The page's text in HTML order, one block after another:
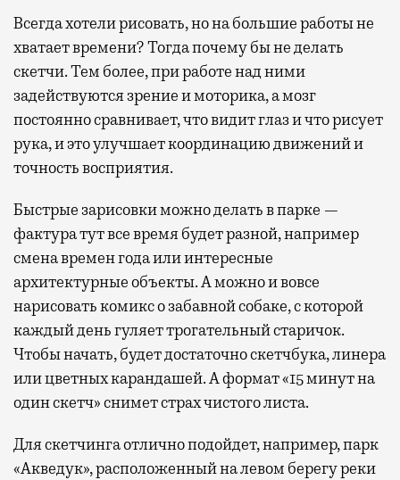
Всегда хотели рисовать, но на большие работы не
хватает времени? Тогда почему бы не делать
скетчи. Тем более, при работе над ними
задействуются зрение и моторика, а мозг
постоянно сравнивает, что видит глаз и что рисует
рука, и это улучшает координацию движений и
точность восприятия.
Быстрые зарисовки можно делать в парке —
фактура тут все время будет разной, например
смена времен года или интересные
архитектурные объекты. А можно и вовсе
нарисовать комикс о забавной собаке, с которой
каждый день гуляет трогательный старичок.
Чтобы начать, будет достаточно скетчбука, линера
или цветных карандашей. А формат «15 минут на
один скетч» снимет страх чистого листа.
Для скетчинга отлично подойдет, например, парк
«Акведук», расположенный на левом берегу реки